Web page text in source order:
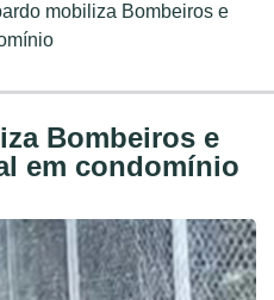
mobiliza Bombeiros e
Bombeiros e
em condomínio